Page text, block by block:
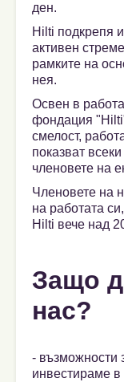
ден.
Hilti подкрепя
активен
рамките на
нея.
Освен в
фондация
смелост,
показват
членовете на
Членовете на
на работата
Hilti вече над
Защо
нас?
- възможности
инвестираме